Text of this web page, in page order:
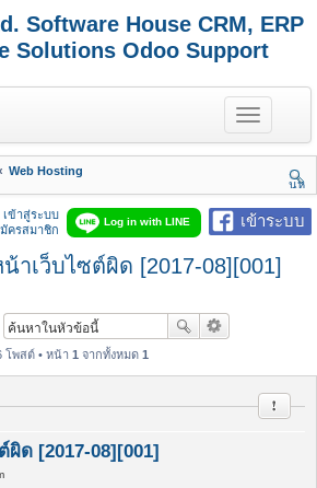
Software House CRM, ERP
Solutions Odoo Support
T
o
g
e
n
a
i
g
Web Hosting
นห
า
เข้าระบบ
Log in with LINE
เข้าสู่ระบบ
ครสมาชิก
าเว็บไซต์ผิด [2017-08][001]
โพสต์ • หน้า 1 จากทั้งหมด 1
ด [2017-08][001]
รายงา